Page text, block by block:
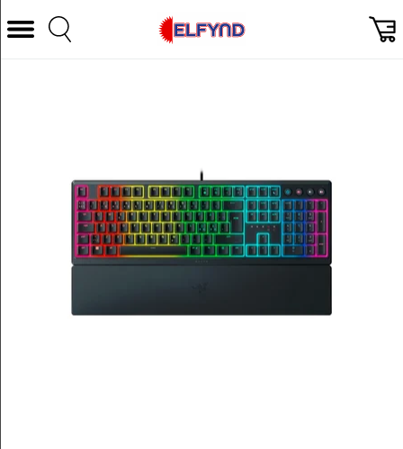
Välj Kategori
Ljud & HiFi